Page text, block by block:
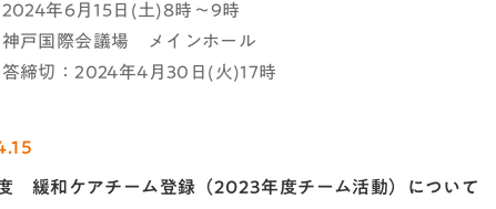
年6月15日(土)8時～9時
戸国際会議場 メインホール
締切：2024年4月30日(火)17時
緩和ケアチーム登録（2023年度チーム活動）について